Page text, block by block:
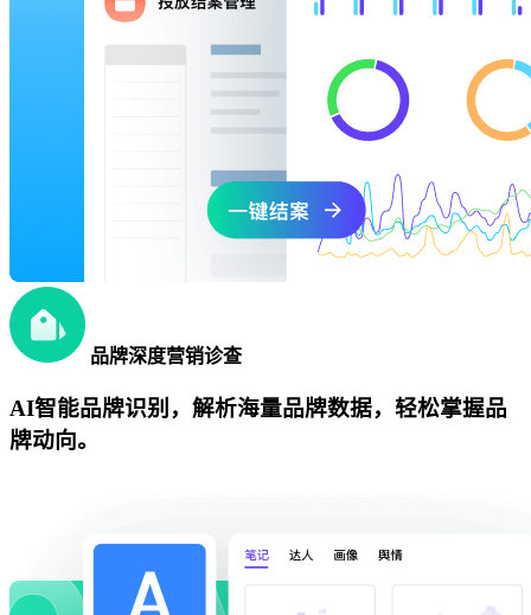
品牌深度营销诊查
AI智能品牌识别，解析海量品牌数据，轻松掌握品
牌动向。